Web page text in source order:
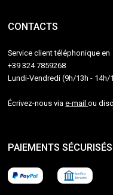
CONTACTS
Service client téléphonique en
+39 324 7859268
Lundi-Vendredi (9h/13h - 14h/
Écrivez-nous viae-mailou
PAIEMENTS